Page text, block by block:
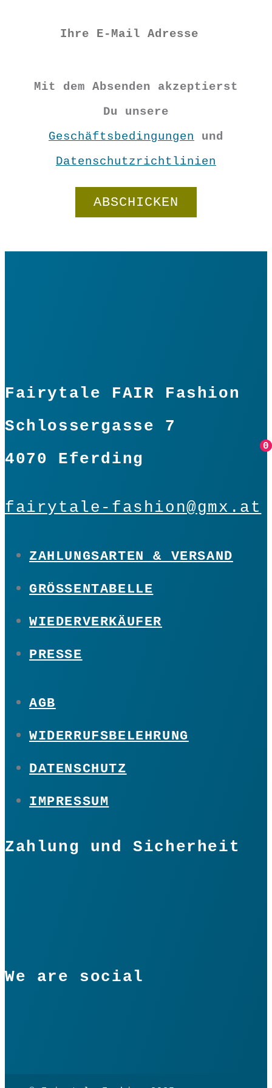
0
0
Mit dem Absenden akzeptierst
Du unsere
Geschäftsbedingungen und
Datenschutzrichtlinien
Fairytale FAIR Fashion
Schlossergasse 7
4070 Eferding
fairytale-fashion@gmx.at
ZAHLUNGSARTEN & VERSAND
GRÖSSENTABELLE
WIEDERVERKÄUFER
PRESSE
AGB
WIDERRUFSBELEHRUNG
DATENSCHUTZ
IMPRESSUM
Zahlung und Sicherheit
We are social